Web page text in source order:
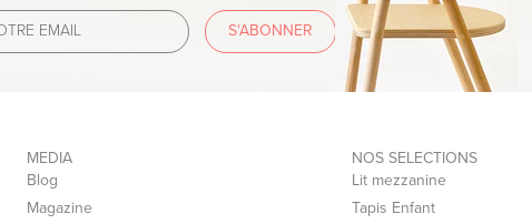
S'ABONNER
MEDIA
Blog
Magazine
NOS SELECTIONS
Lit mezzanine
Tapis Enfant